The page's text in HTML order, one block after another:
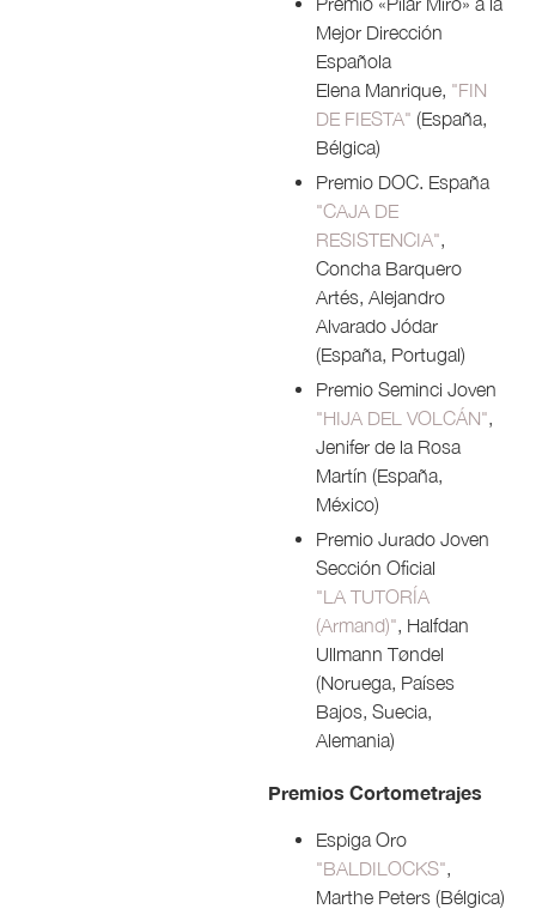
Mejor Dirección
Española
Elena Manrique, "FIN
DE FIESTA" (España,
Bélgica)
Premio DOC. España
"CAJA DE
RESISTENCIA",
Concha Barquero
Artés, Alejandro
Alvarado Jódar
(España, Portugal)
Premio Seminci Joven
"HIJA DEL VOLCÁN",
Jenifer de la Rosa
Martín (España,
México)
Premio Jurado Joven
Sección Oficial
"LA TUTORÍA
(Armand)", Halfdan
Ullmann Tøndel
(Noruega, Países
Bajos, Suecia,
Alemania)
Premios Cortometrajes
Espiga Oro
"BALDILOCKS",
Marthe Peters (Bélgica)